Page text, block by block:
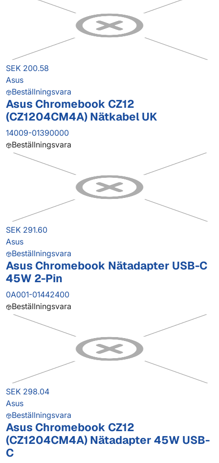
SEK 200.58
Asus
Beställningsvara
Asus Chromebook CZ12
(CZ1204CM4A) Nätkabel UK
14009-01390000
Beställningsvara
SEK 291.60
Asus
Beställningsvara
Asus Chromebook Nätadapter USB-C
45W 2-Pin
0A001-01442400
Beställningsvara
SEK 298.04
Asus
Beställningsvara
Asus Chromebook CZ12
(CZ1204CM4A) Nätadapter 45W USB-
C